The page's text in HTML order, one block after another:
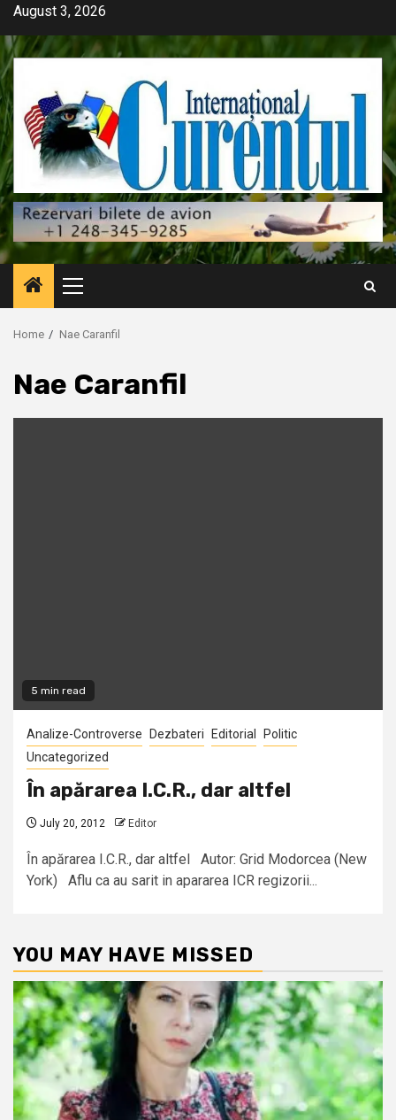
Skip
content
August 3, 2026
Primary
Menu
Home Nae Caranfil
Nae Caranfil
5 min read
Analize-Controverse Dezbateri Editorial
Politic
Uncategorized
În apărarea I.C.R., dar altfel
July 20, 2012 Editor
În apărarea I.C.R., dar altfel Autor: Grid Modorcea (New
York) Aflu ca au sarit in apararea ICR regizorii...
YOU MAY HAVE MISSED